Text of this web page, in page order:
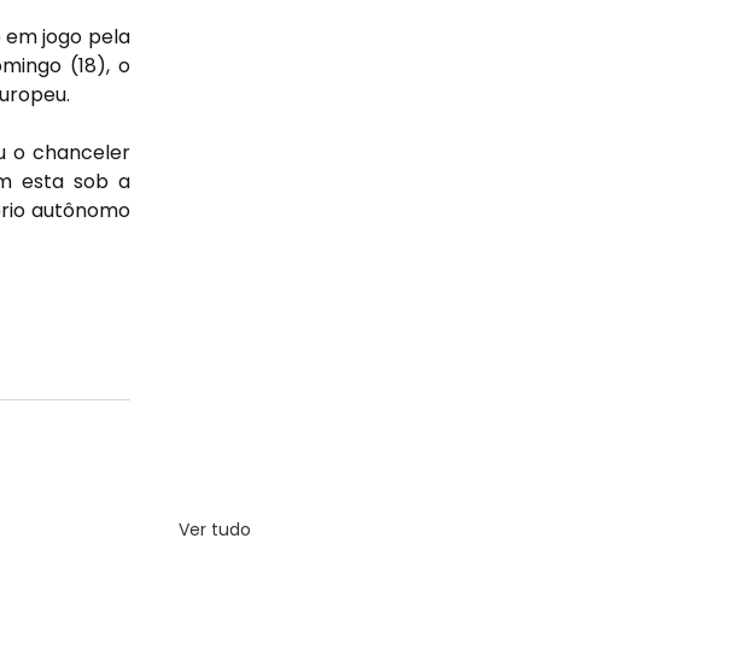
em jogo pela
(18), o
o chanceler
esta sob a
autônomo
Ver tudo